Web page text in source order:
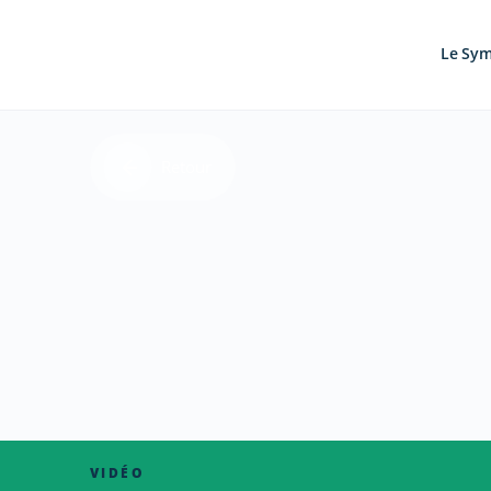
Le
VIDÉO